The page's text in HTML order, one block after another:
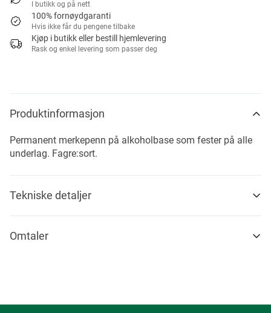
I butikk og på nett
100% fornøydgaranti
Hvis ikke får du pengene tilbake
Kjøp i butikk eller bestill hjemlevering
Rask og enkel levering som passer deg
Produktinformasjon
Permanent merkepenn på alkoholbase som fester på alle
underlag. Fagre:sort.
Tekniske detaljer
Omtaler